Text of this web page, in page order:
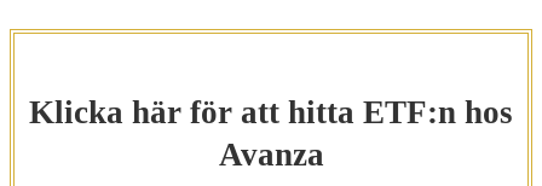
Klicka här för att hitta ETF:n hos
Avanza